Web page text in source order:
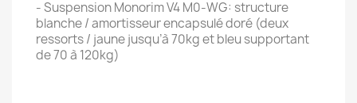
- Suspension Monorim V4 M0-WG: structure
blanche / amortisseur encapsulé doré (deux
ressorts / jaune jusqu’à 70kg et bleu supportant
de 70 à 120kg)